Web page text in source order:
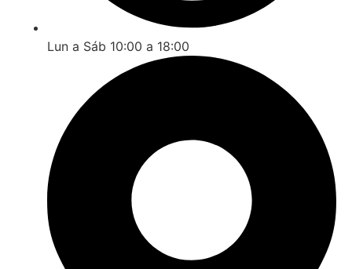
Lun a Sáb 10:00 a 18:00